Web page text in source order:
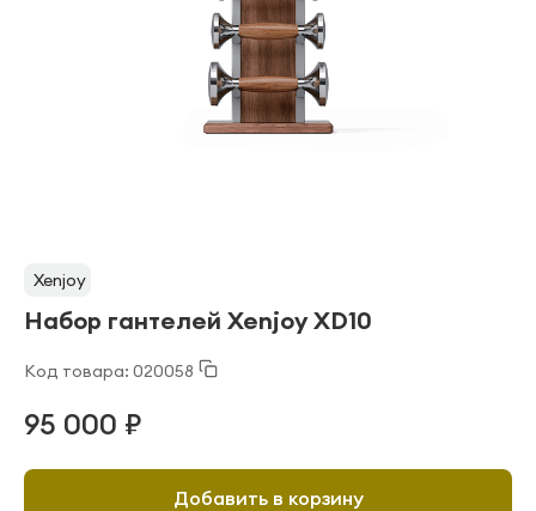
Xenjoy
Набор гантелей Xenjoy XD10
Код товара: 020058
95 000 ₽
Добавить в корзину